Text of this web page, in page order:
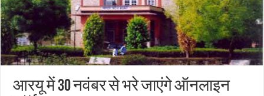
आरयू में 30 नवंबर से भरे जाएंगे ऑनलाइन